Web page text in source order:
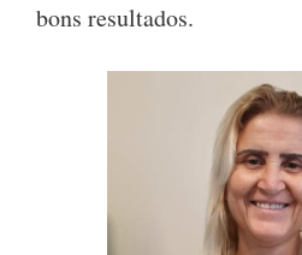
bons resultados.